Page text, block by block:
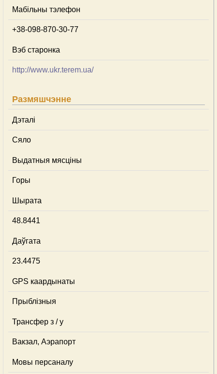
Мабільны тэлефон
+38-098-870-30-77
Вэб старонка
http://www.ukr.terem.ua/
Размяшчэнне
Дэталі
Сяло
Выдатныя мясціны
Горы
Шырата
48.8441
Даўгата
23.4475
GPS каардынаты
Прыблізныя
Трансфер з / у
Вакзал, Аэрапорт
Мовы персаналу